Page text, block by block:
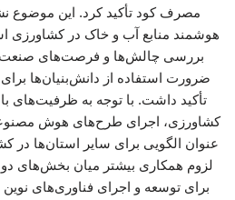
مصرف کود تأکید کرد. این موضوع
هوشمند منابع آب و خاک در کشاورزی
بررسی چالش‌ها و فرصت‌های صنعت
ضرورت استفاده از دانش‌بنیان‌ها
تأکید داشت. با توجه به ظرفیت‌های
کشاورزی، اجرای طرح‌های هوش
عنوان الگویی برای سایر استان‌ها در
لزوم همکاری بیشتر میان بخش‌های
برای توسعه و اجرای فناوری‌های